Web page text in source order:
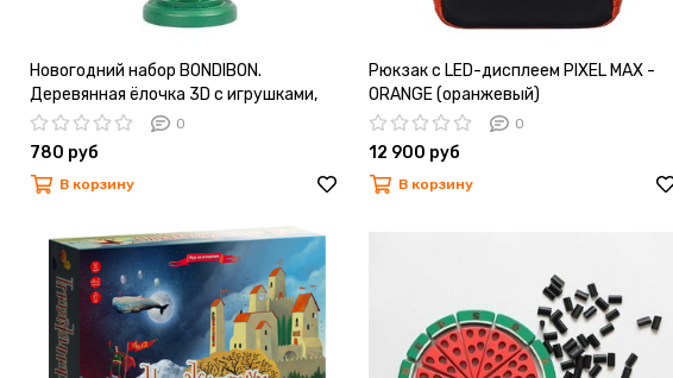
Новогодний набор BONDIBON.
Деревянная ёлочка 3D с игрушками,
высота 22см
0
780 руб
В корзину
Рюкзак с LED-дисплеем PIXEL MAX -
ORANGE (оранжевый)
0
12 900 руб
В корзину